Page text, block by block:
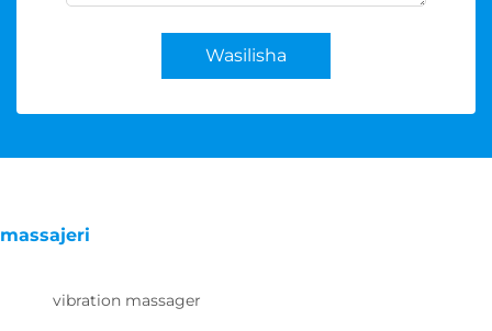
Wasilisha
massajeri
vibration massager